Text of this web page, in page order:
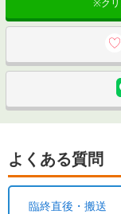
※ク
よくある質問
臨終直後・搬送